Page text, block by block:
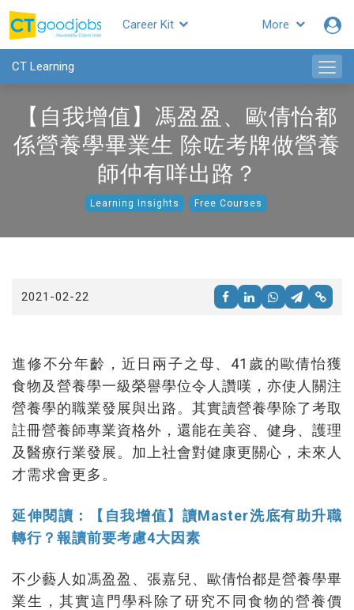
More
CTgoodjobs
Career Kit
CT Learning
【自我增值】馮盈盈、歐倩怡都
係營養學畢業生 除咗考牌做營養
師仲有咩出路？
Learning Insights Free Courses
2021-02-22
進修不分年齡，近日兩子之母、41歲的歐倩怡獲
食物及營養學一級榮譽學位令人讚嘆，亦使人關注
營養學的職業發展與出路。其實讀營養學除了考取
註冊營養師專業資格外，還能在美容、健身、護理
及醫療行業發展。加上社會對健康更關心，未來人
才需求會更多。
延伸閱讀：【自我增值】讀Master洗底有助升職
轉行？報讀前要考慮4大因素
不少藝人如馮盈盈、張嘉兒、歐倩怡都是營養學畢
業生，其實這門學科除了研究不同食物的營養價